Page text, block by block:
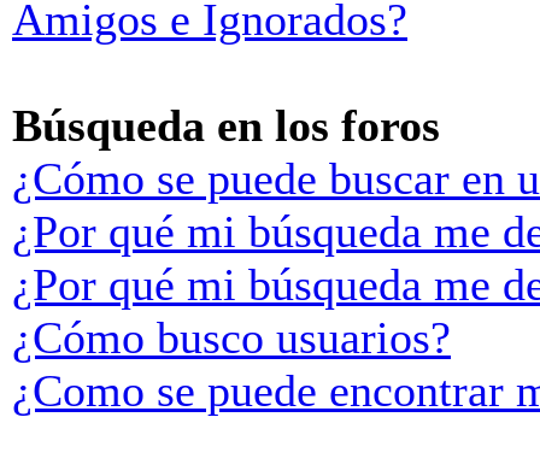
Amigos e Ignorados?
Búsqueda en los foros
¿Cómo se puede buscar en
¿Por qué mi búsqueda me
¿Por qué mi búsqueda me
¿Cómo busco usuarios?
¿Como se puede encontrar